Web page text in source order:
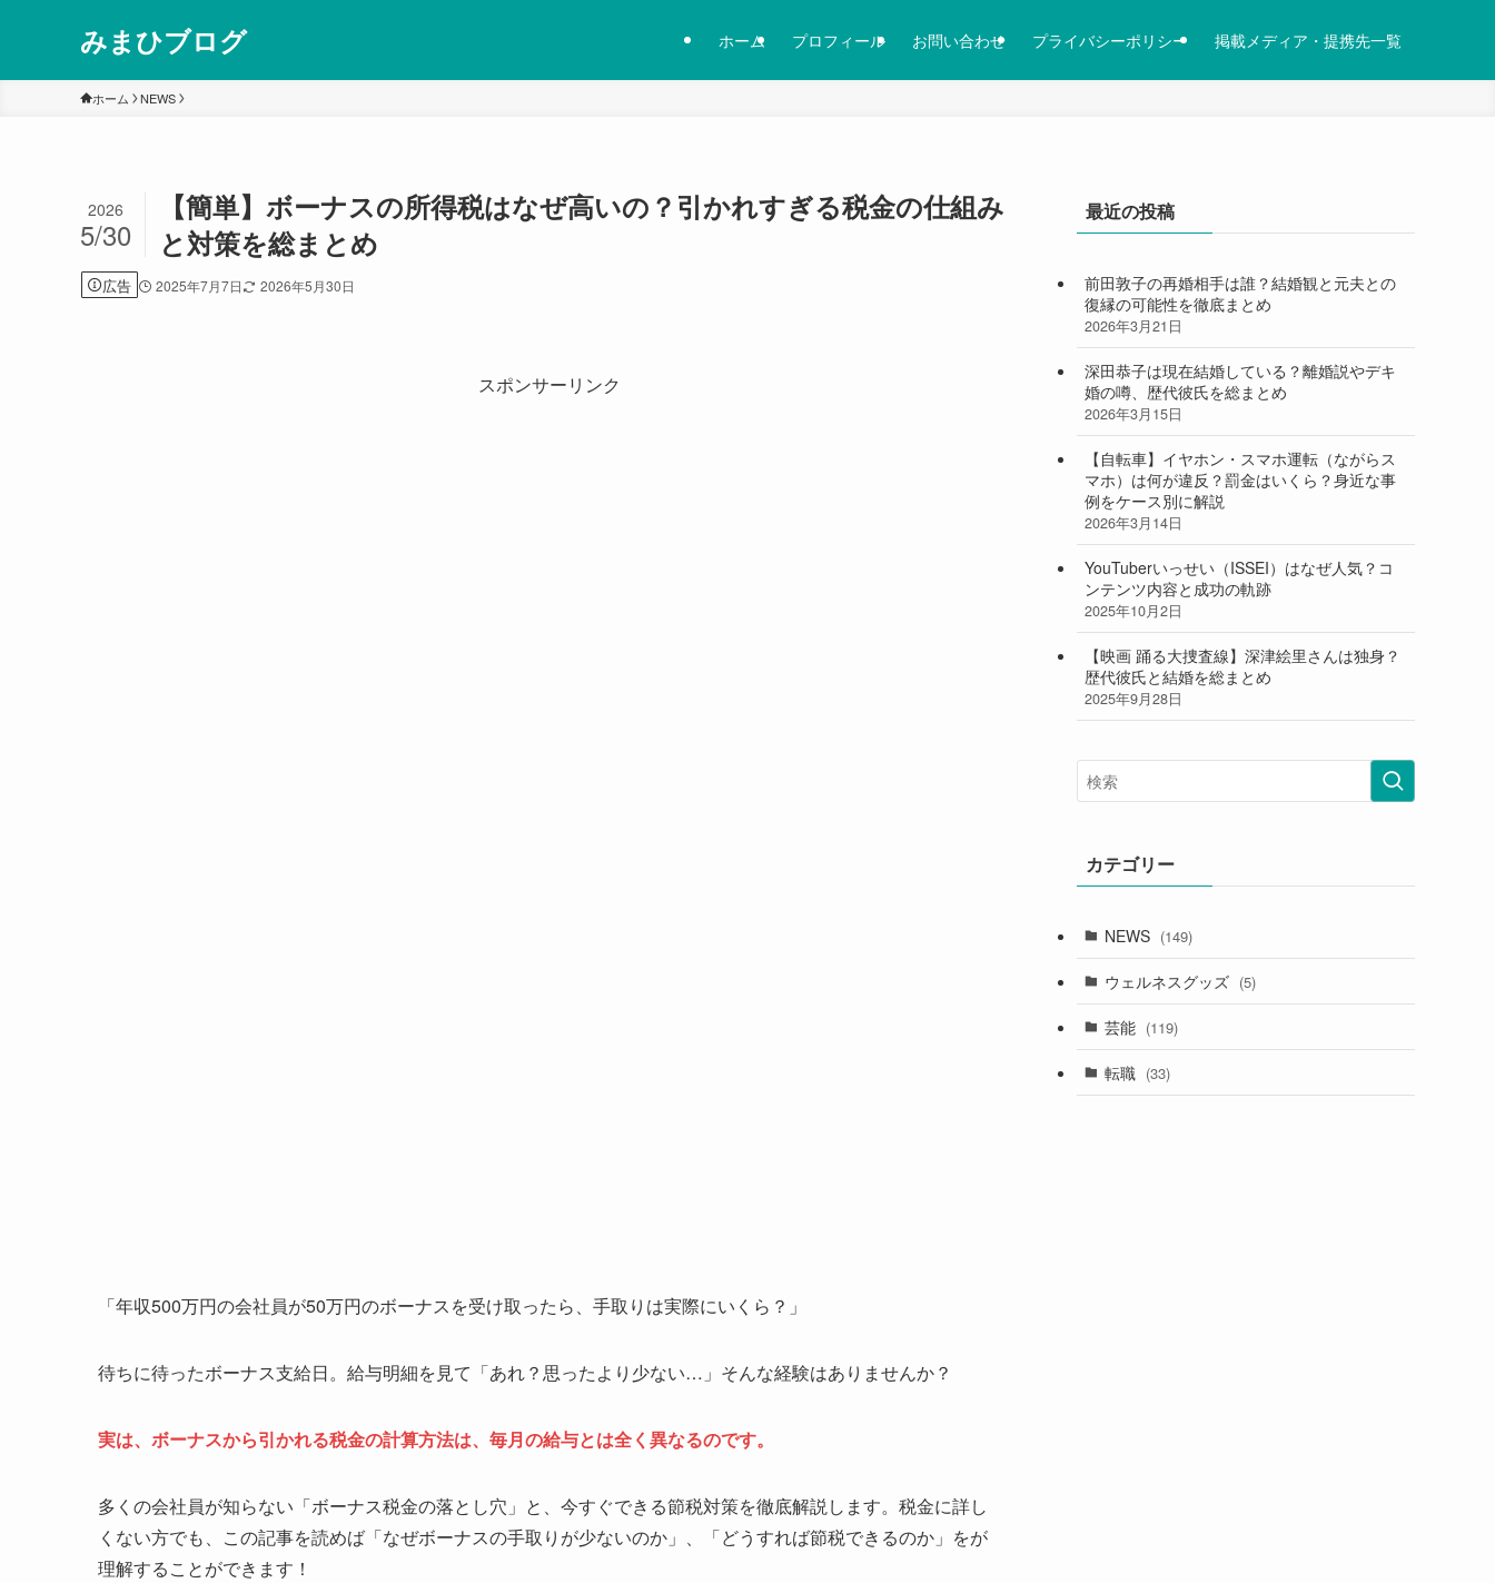
みまひブログ ホーム プロフィール お問い合わせ プライバシーポリシー 掲載メディア・提携先一覧
ホーム NEWS
【簡単】ボーナスの所得税はなぜ高いの？引かれすぎる税金の仕組み
と対策を総まとめ
2026
5/30
広告 2025年7月7日 2026年5月30日
スポンサーリンク
「年収500万円の会社員が50万円のボーナスを受け取ったら、手取りは実際にいくら？」
待ちに待ったボーナス支給日。給与明細を見て「あれ？思ったより少ない…」そんな経験はありませんか？
実は、ボーナスから引かれる税金の計算方法は、毎月の給与とは全く異なるのです。
多くの会社員が知らない「ボーナス税金の落とし穴」と、今すぐできる節税対策を徹底解説します。税金に詳し
くない方でも、この記事を読めば「なぜボーナスの手取りが少ないのか」、「どうすれば節税できるのか」をが
理解することができます！
最近の投稿
前田敦子の再婚相手は誰？結婚観と元夫との
復縁の可能性を徹底まとめ
2026年3月21日
深田恭子は現在結婚している？離婚説やデキ
婚の噂、歴代彼氏を総まとめ
2026年3月15日
【自転車】イヤホン・スマホ運転（ながらス
マホ）は何が違反？罰金はいくら？身近な事
例をケース別に解説
2026年3月14日
YouTuberいっせい（ISSEI）はなぜ人気？コ
ンテンツ内容と成功の軌跡
2025年10月2日
【映画 踊る大捜査線】深津絵里さんは独身？
歴代彼氏と結婚を総まとめ
2025年9月28日
カテゴリー
NEWS (149)
ウェルネスグッズ (5)
芸能 (119)
転職 (33)